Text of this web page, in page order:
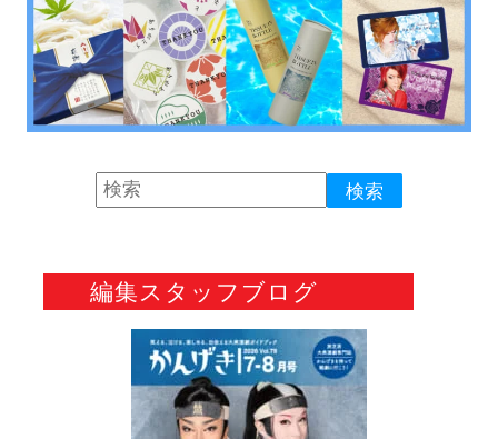
編集スタッフブログ